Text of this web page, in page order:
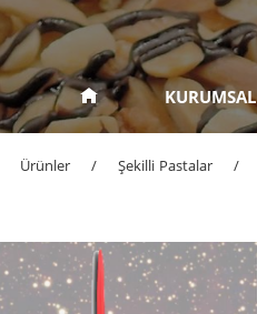
KURUMSAL
Ürünler / Şekilli Pastalar /